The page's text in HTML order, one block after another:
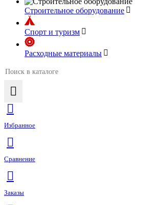
Строительное оборудование
Спорт и туризм
Расходные материалы
Избранное
Сравнение
Заказы